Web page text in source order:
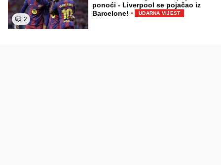
2
ponoći - Liverpool se pojačao iz
Barcelone! · UDARNA VIJEST